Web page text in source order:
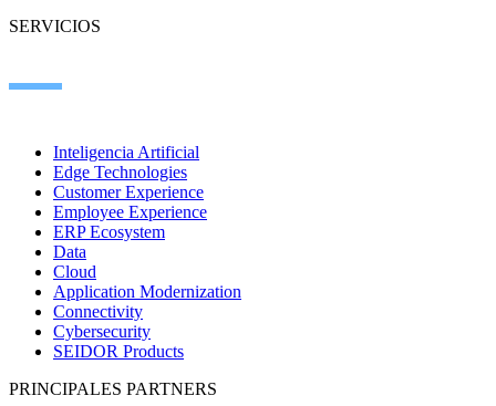
SERVICIOS
Inteligencia Artificial
Edge Technologies
Customer Experience
Employee Experience
ERP Ecosystem
Data
Cloud
Application Modernization
Connectivity
Cybersecurity
SEIDOR Products
PRINCIPALES PARTNERS